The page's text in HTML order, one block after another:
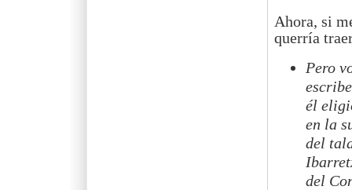
Ahora, si
querría
Pero
él
en la
del
del